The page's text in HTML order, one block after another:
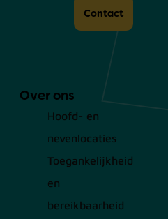
Contact
Over ons
Hoofd- en
nevenlocaties
Toegankelijkheid
en
bereikbaarheid